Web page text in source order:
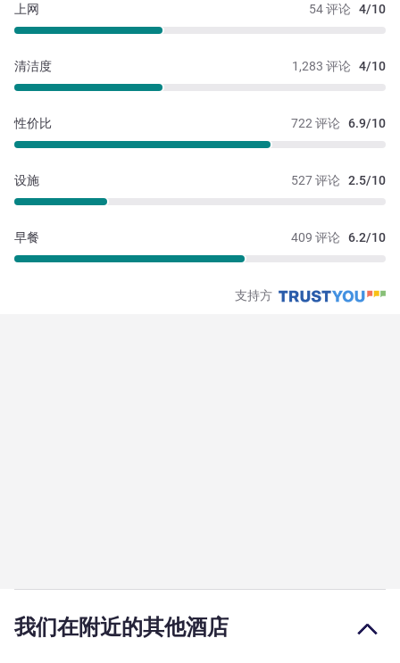
54 评论 4/10
上网
1,283 评论 4/10
清洁度
722 评论 6.9/10
性价比
527 评论 2.5/10
设施
409 评论 6.2/10
早餐
支持方
我们在附近的其他酒店